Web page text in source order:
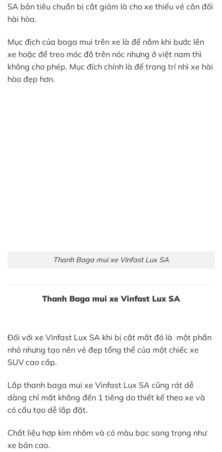
SA bản tiêu chuẩn bị cắt giảm là cho xe thiếu vẻ cân đối
hài hòa.
Mục địch của baga mui trên xe là để nắm khi bước lên
xe hoặc để treo móc đồ trên nóc nhưng ở việt nam thì
không cho phép. Mục đích chính là để trang trí nhì xe hài
hòa đẹp hơn.
Thanh Baga mui xe Vinfast Lux SA
Thanh Baga mui xe Vinfast Lux SA
Đối với xe Vinfast Lux SA khi bị cắt mất đó là một phần
nhỏ nhưng tạo nên vẻ đẹp tổng thể của một chiếc xe
SUV cao cấp.
Lắp thanh baga mui xe Vinfast Lux SA cũng rát dễ
dàng chỉ mất không đến 1 tiêng do thiết kế theo xe và
có cấu tạo dễ lắp đặt.
Chất liệu hợp kim nhôm và có màu bạc sang trọng như
xe bản cao.